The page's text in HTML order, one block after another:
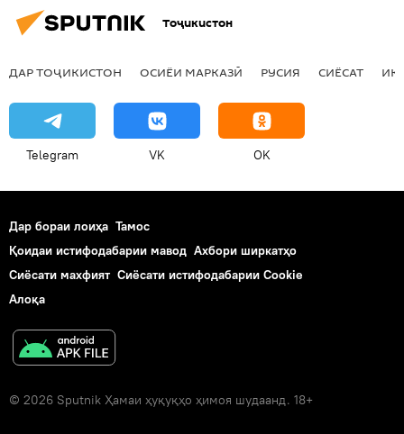
Тоҷикистон
ДАР ТОҶИКИСТОН ОСИЁИ МАРКАЗӢ РУСИЯ СИЁСАТ
Telegram VK OK
Дар бораи лоиҳа Тамос
Қоидаи истифодабарии мавод Ахбори ширкатҳо
Сиёсати махфият Сиёсати истифодабарии Cookie
Алоқа
© 2026 Sputnik Ҳамаи ҳуқуқҳо ҳимоя шудаанд. 18+